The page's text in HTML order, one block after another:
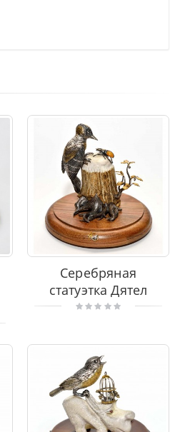
Серебряная
статуэтка Дятел